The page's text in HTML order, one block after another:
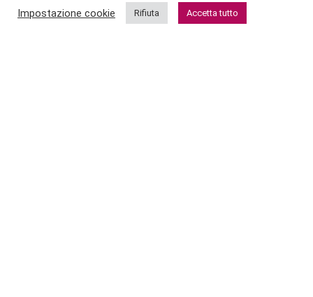
Impostazione cookie Rifiuta Accetta tutto